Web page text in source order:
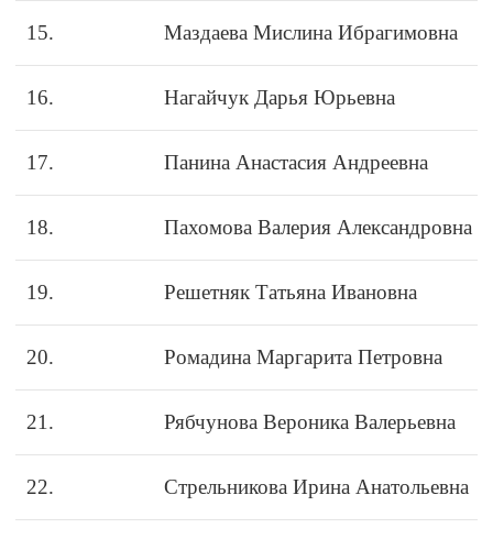
15. Маздаева Мислина Ибрагимовна
16. Нагайчук Дарья Юрьевна
17. Панина Анастасия Андреевна
18. Пахомова Валерия Александровна
19. Решетняк Татьяна Ивановна
20. Ромадина Маргарита Петровна
21. Рябчунова Вероника Валерьевна
22. Стрельникова Ирина Анатольевна